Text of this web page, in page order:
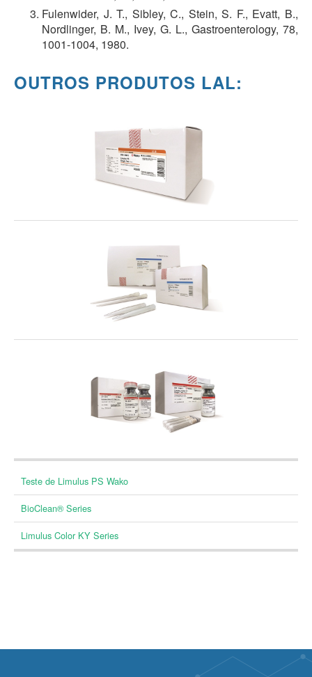
Fulenwider, J. T., Sibley, C., Stein, S. F., Evatt, B.,
Nordlinger, B. M., Ivey, G. L., Gastroenterology, 78,
1001-1004, 1980.
OUTROS PRODUTOS LAL:
Teste de Limulus PS Wako
BioClean® Series
Limulus Color KY Series